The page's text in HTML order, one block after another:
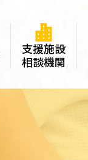
支援施設
相談機関